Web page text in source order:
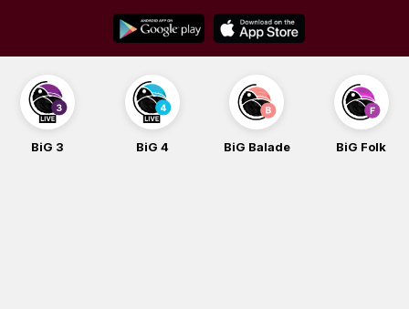
content
BiG 3 BiG 4 BiG Balade BiG Folk